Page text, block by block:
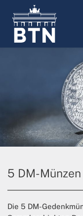
springen
5 DM-Münzen
Die 5 DM-